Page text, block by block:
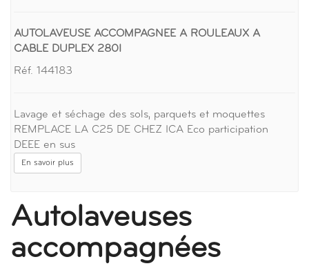
AUTOLAVEUSE ACCOMPAGNEE A ROULEAUX A
CABLE DUPLEX 280I
Réf. 144183
Lavage et séchage des sols, parquets et moquettes
REMPLACE LA C25 DE CHEZ ICA Eco participation
DEEE en sus
En savoir plus
Autolaveuses
accompagnées